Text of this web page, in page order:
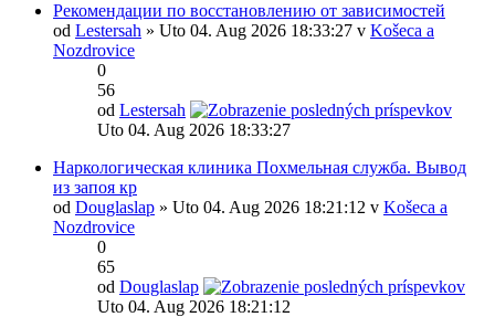
Рекомендации по восстановлению от зависимостей
od Lestersah » Uto 04. Aug 2026 18:33:27 v Košeca a
Nozdrovice
0
56
od Lestersah
Uto 04. Aug 2026 18:33:27
Наркологическая клиника Похмельная служба. Вывод
из запоя кр
od Douglaslap » Uto 04. Aug 2026 18:21:12 v Košeca a
Nozdrovice
0
65
od Douglaslap
Uto 04. Aug 2026 18:21:12